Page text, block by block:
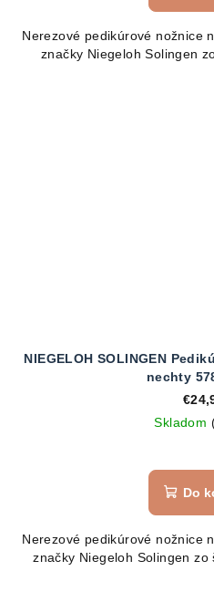
Nerezové pedikúrové nožnice
značky Niegeloh Solingen
NIEGELOH SOLINGEN
nechty
Skladom
Do
Nerezové pedikúrové nožnice
značky Niegeloh Solingen